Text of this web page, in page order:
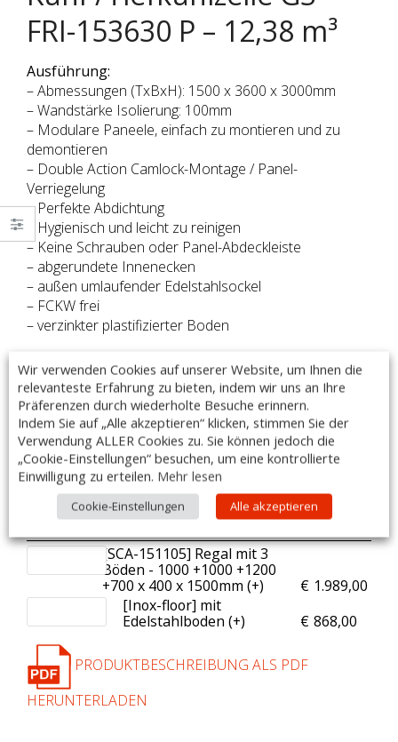
FRI-153630 P – 12,38 m³
Ausführung:
– Abmessungen (TxBxH): 1500 x 3600 x 3000mm
– Wandstärke Isolierung: 100mm
– Modulare Paneele, einfach zu montieren und zu
demontieren
– Double Action Camlock-Montage / Panel-
Verriegelung
– Perfekte Abdichtung
– Hygienisch und leicht zu reinigen
– Keine Schrauben oder Panel-Abdeckleiste
– abgerundete Innenecken
– außen umlaufender Edelstahlsockel
– FCKW frei
– verzinkter plastifizierter Boden
– Lieferzeit: ca. 25 – 30 Werktage
– Made in Italy
Optional auch ohne Boden auf Anfrage lieferbar.
youtube-video: Zellenaufbau –https://www.youtube.com/watch?
v=lFWBYt6Ivgo&t=10s
Zubehör:
[Art.Nr.] Artikelname
Preis
[SCA-151105] Regal mit 3
Böden - 1000 +1000 +1200
+700 x 400 x 1500mm (+
€ 1.989,00
)
[Inox-floor] mit
Edelstahlboden (+
€ 868,00
)
PRODUKTBESCHREIBUNG ALS PDF
HERUNTERLADEN
Wir verwenden Cookies auf unserer Website, um Ihnen die
relevanteste Erfahrung zu bieten, indem wir uns an Ihre
Präferenzen durch wiederholte Besuche erinnern.
Indem Sie auf „Alle akzeptieren“ klicken, stimmen Sie der
Verwendung ALLER Cookies zu. Sie können jedoch die
„Cookie-Einstellungen“ besuchen, um eine kontrollierte
Einwilligung zu erteilen. Mehr lesen
Cookie-Einstellungen Alle akzeptieren